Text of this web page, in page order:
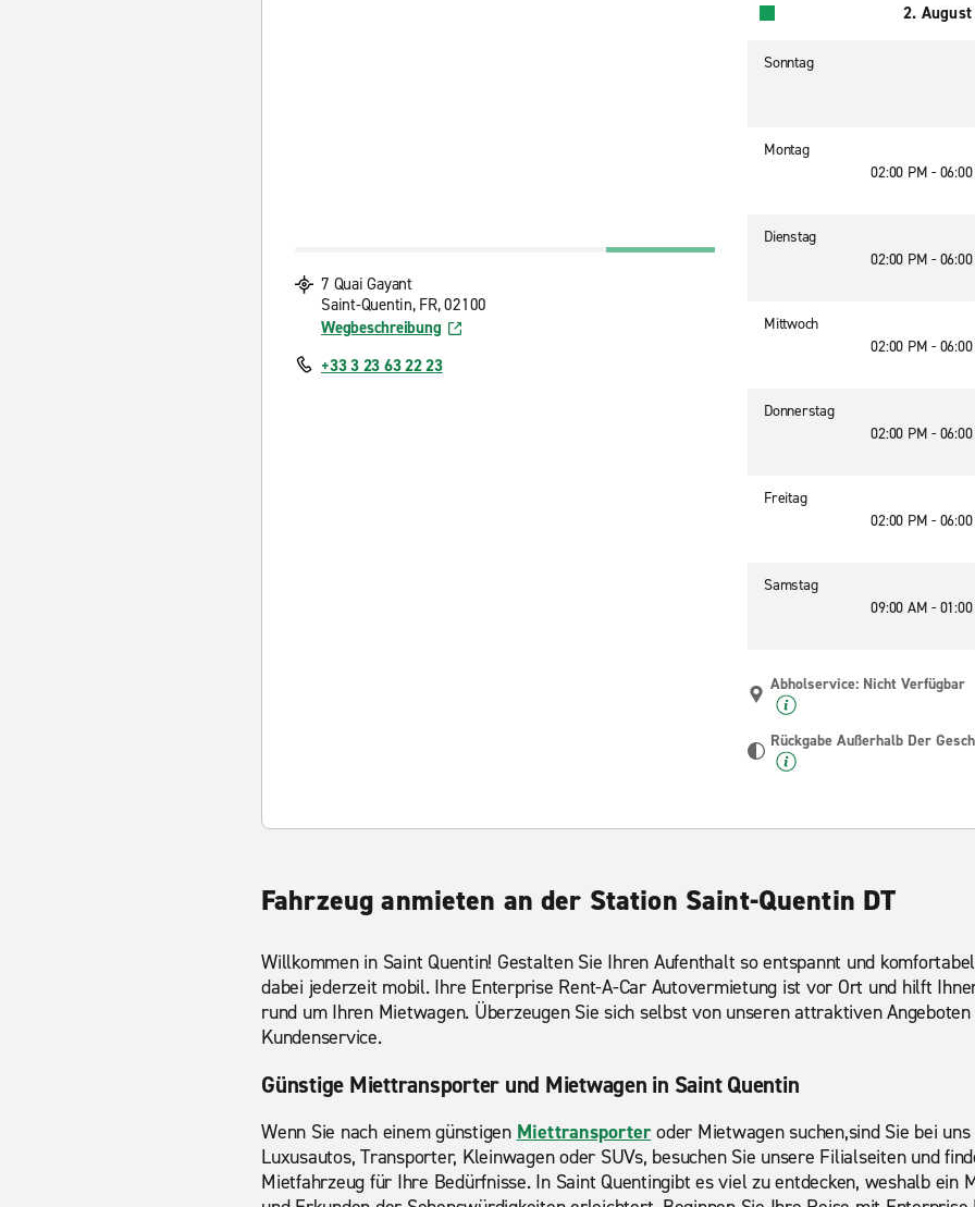
7 Quai Gayant
Saint-Quentin, FR, 02100
Wegbeschreibung
+33 3 23 63 22 23
2.
Sonntag
Montag
02:00 PM -
Dienstag
02:00 PM -
Mittwoch
02:00 PM -
Donnerstag
02:00 PM -
Freitag
02:00 PM -
Samstag
09:00 AM -
Abholservice: Nicht Verfügbar
Rückgabe Außerhalb Der
Fahrzeug anmieten an der Station Saint-Quentin DT
Willkommen in Saint Quentin! Gestalten Sie Ihren Aufenthalt so entspannt und
dabei jederzeit mobil. Ihre Enterprise Rent-A-Car Autovermietung ist vor Ort und hilft
rund um Ihren Mietwagen. Überzeugen Sie sich selbst von unseren attraktiven
Kundenservice.
Günstige Miettransporter und Mietwagen in Saint Quentin
Wenn Sie nach einem günstigen Miettransporteroder Mietwagen suchen,sind Sie bei
Luxusautos, Transporter, Kleinwagen oder SUVs, besuchen Sie unsere Filialseiten und
Mietfahrzeug für Ihre Bedürfnisse. In Saint Quentingibt es viel zu entdecken, weshalb ein